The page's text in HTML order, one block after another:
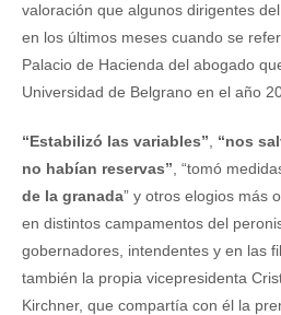
valoración que algunos dirigentes
en los últimos meses cuando se
Palacio de Hacienda del abogado
Universidad de Belgrano en el año
“Estabilizó las variables”
“nos
no habían reservas” , “tomó
de la granada” y otros elogios más
en distintos campamentos del
gobernadores, intendentes y en las
también la propia vicepresidenta
Kirchner, que compartía con él la